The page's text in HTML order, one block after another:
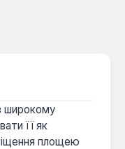
широкому
її як
площею